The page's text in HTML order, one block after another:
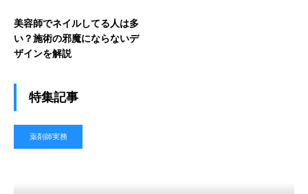
美容師でネイルしてる人は多
い？施術の邪魔にならないデ
ザインを解説
特集記事
薬剤師実務